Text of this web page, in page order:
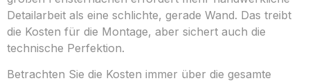
Detailarbeit als eine schlichte, gerade Wand. Das treibt
die Kosten für die Montage, aber sichert auch die
technische Perfektion.
Betrachten Sie die Kosten immer über die gesamte